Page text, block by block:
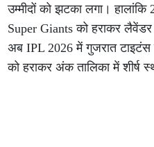
उम्मीदों को झटका लगा।
Super Giants को हराकर लैवेंडर
अब IPL 2026 में गुजरात
को हराकर अंक तालिका में शीर्ष